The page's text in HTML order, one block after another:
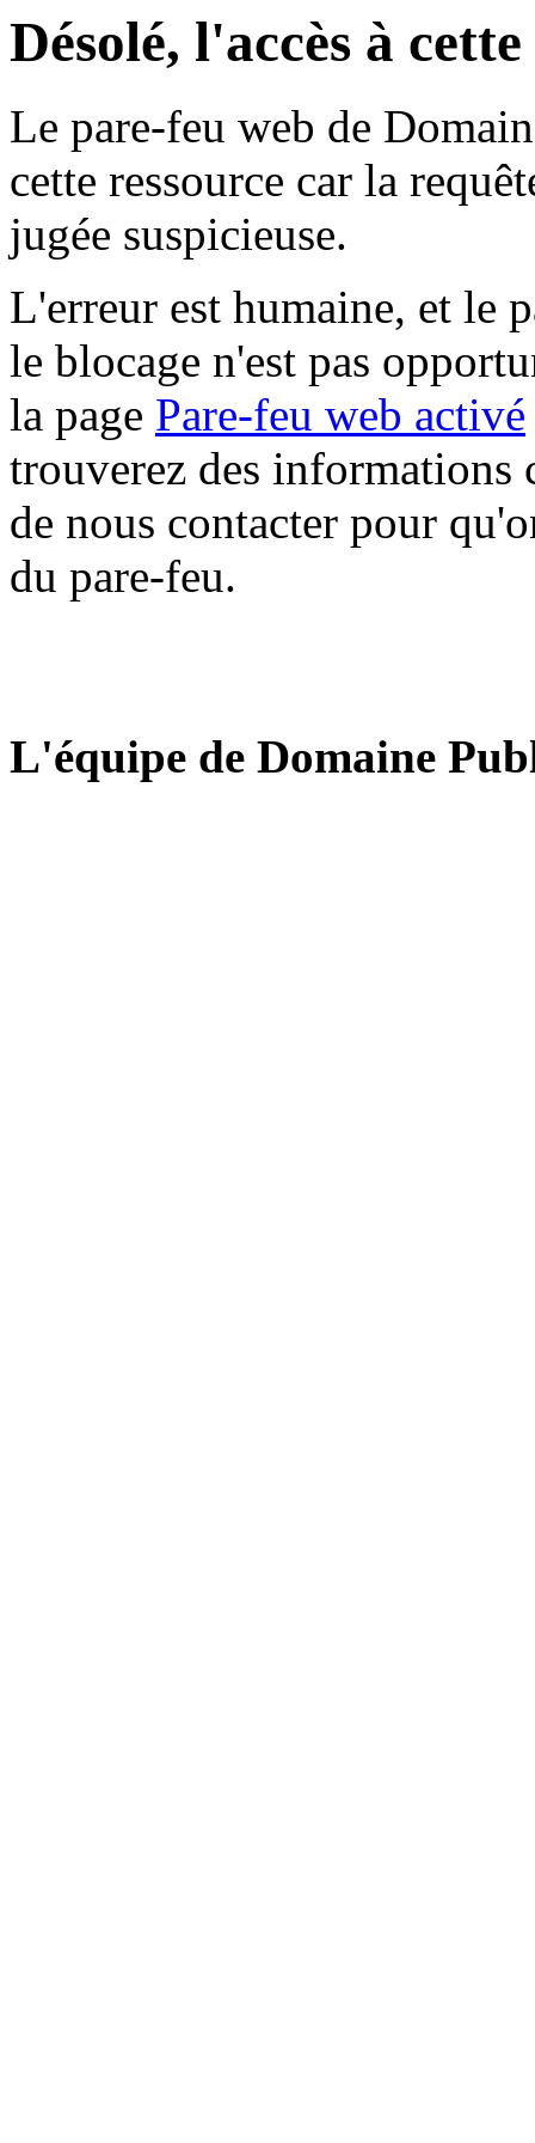
Désolé, l'accès à
Le pare-feu web de
cette ressource car la
jugée suspicieuse.
L'erreur est humaine, et le
le blocage n'est pas
la page Pare-feu web activé
trouverez des informations
de nous contacter pour
du pare-feu.
L'équipe de Domaine